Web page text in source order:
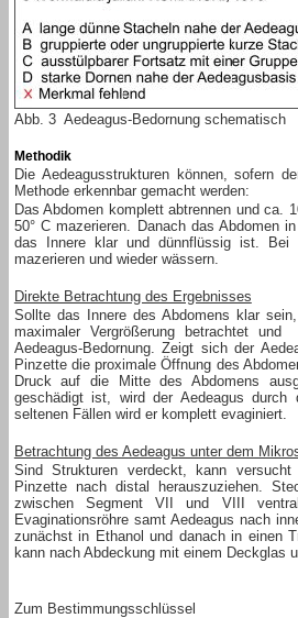
Abb. 3 Aedeagus-Bedornung schematisch
Methodik
Die Aedeagusstrukturen können, sofern
Methode erkennbar gemacht werden:
Das Abdomen komplett abtrennen und ca.
50° C mazerieren. Danach das Abdomen
das Innere klar und dünnflüssig ist. Bei
mazerieren und wieder wässern.
Direkte Betrachtung des Ergebnisses
Sollte das Innere des Abdomens klar
maximaler Vergrößerung betrachtet
Aedeagus-Bedornung. Zeigt sich der
Pinzette die proximale Öffnung des
Druck auf die Mitte des Abdomens
geschädigt ist, wird der Aedeagus durch
seltenen Fällen wird er komplett evaginiert.
Betrachtung des Aedeagus unter dem
Sind Strukturen verdeckt, kann
Pinzette nach distal herauszuziehen.
zwischen Segment VII und VIII
Evaginationsröhre samt Aedeagus nach
zunächst in Ethanol und danach in einen
kann nach Abdeckung mit einem Deckglas
Zum Bestimmungsschlüssel